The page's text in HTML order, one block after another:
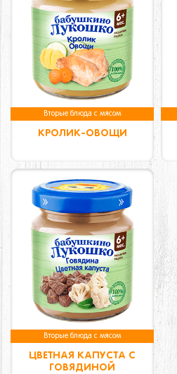
Вторые блюда с мясом
КРОЛИК-ОВОЩИ
Вторые блюда с мясом
ЦВЕТНАЯ КАПУСТА С
ГОВЯДИНОЙ